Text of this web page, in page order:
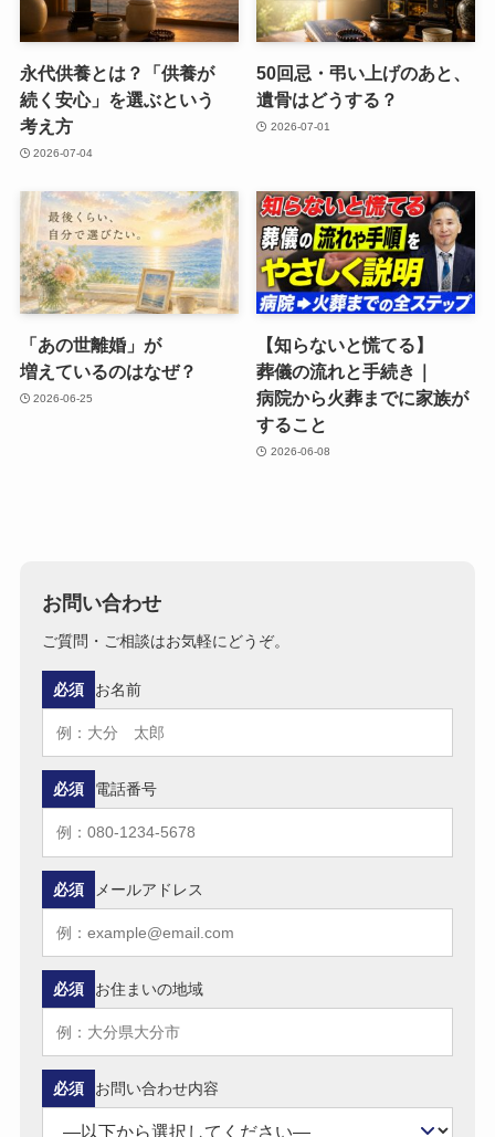
永代供養とは？​「供養が​
続く​安心」を​選ぶと​いう​
考え方
2026-07-04
50回忌・弔い​上げの​あと、​
遺骨は​どうする？
2026-07-01
「あの​世離婚」が​
増えているのは​なぜ？
2026-06-25
【知らないと​慌てる​】
葬儀の​流れと​手続き｜
病院から​火葬までに​家族が​
する​こと
2026-06-08
お問い合わせ
ご質問・ご相談はお気軽にどうぞ。
お名前
必須
電話番号
必須
メールアドレス
必須
お住まいの地域
必須
お問い合わせ内容
必須